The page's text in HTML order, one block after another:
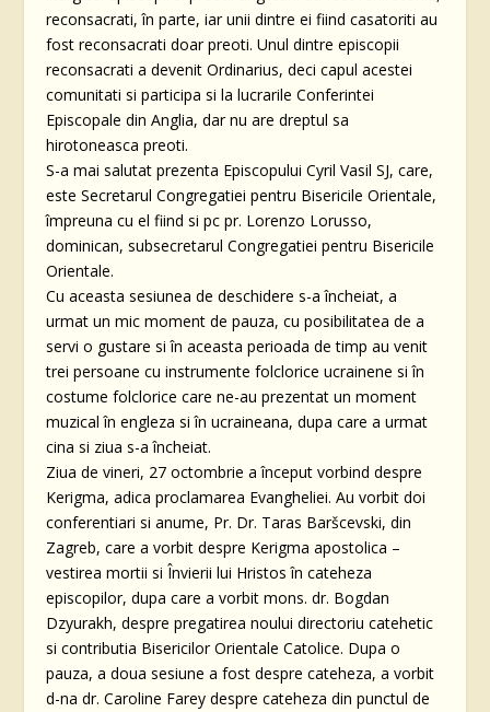
reconsacrati, în parte, iar unii dintre ei fiind casatoriti au
fost reconsacrati doar preoti. Unul dintre episcopii
reconsacrati a devenit Ordinarius, deci capul acestei
comunitati si participa si la lucrarile Conferintei
Episcopale din Anglia, dar nu are dreptul sa
hirotoneasca preoti.
S-a mai salutat prezenta Episcopului Cyril Vasil SJ, care,
este Secretarul Congregatiei pentru Bisericile Orientale,
împreuna cu el fiind si pc pr. Lorenzo Lorusso,
dominican, subsecretarul Congregatiei pentru Bisericile
Orientale.
Cu aceasta sesiunea de deschidere s-a încheiat, a
urmat un mic moment de pauza, cu posibilitatea de a
servi o gustare si în aceasta perioada de timp au venit
trei persoane cu instrumente folclorice ucrainene si în
costume folclorice care ne-au prezentat un moment
muzical în engleza si în ucraineana, dupa care a urmat
cina si ziua s-a încheiat.
Ziua de vineri, 27 octombrie a început vorbind despre
Kerigma, adica proclamarea Evangheliei. Au vorbit doi
conferentiari si anume, Pr. Dr. Taras Baršcevski, din
Zagreb, care a vorbit despre Kerigma apostolica –
vestirea mortii si Învierii lui Hristos în cateheza
episcopilor, dupa care a vorbit mons. dr. Bogdan
Dzyurakh, despre pregatirea noului directoriu catehetic
si contributia Bisericilor Orientale Catolice. Dupa o
pauza, a doua sesiune a fost despre cateheza, a vorbit
d-na dr. Caroline Farey despre cateheza din punctul de